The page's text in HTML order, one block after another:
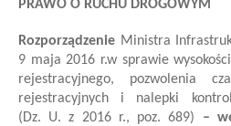
PRAWO O RUCHU DROGOWYM
Rozporządzenie Ministra
9 maja 2016 r.w sprawie
rejestracyjnego, pozwolenia
rejestracyjnych i nalepki
(Dz. U. z 2016 r., poz. 689) –